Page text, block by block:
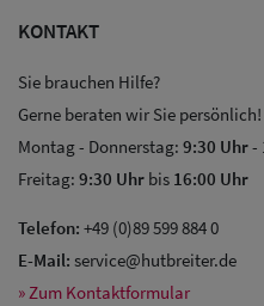
KONTAKT
Sie brauchen Hilfe?
Gerne beraten wir Sie persönlich!
Montag - Donnerstag: 9:30 Uhr-
Freitag: 9:30 Uhr bis 16:00 Uhr
Telefon: +49 (0)89 599 884 0
E-Mail: service@hutbreiter.de
» Zum Kontaktformular